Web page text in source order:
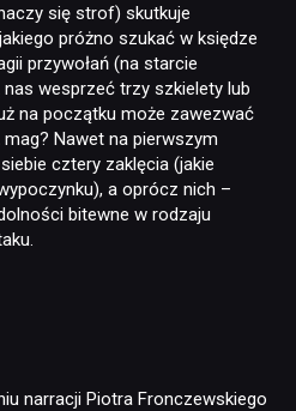
się strof) skutkuje
próżno szukać w księdze
przywołań (na starcie
wesprzeć trzy szkielety lub
na początku może zawezwać
Nawet na pierwszym
cztery zaklęcia (jakie
a oprócz nich –
bitewne w rodzaju
narracji Piotra Fronczewskiego